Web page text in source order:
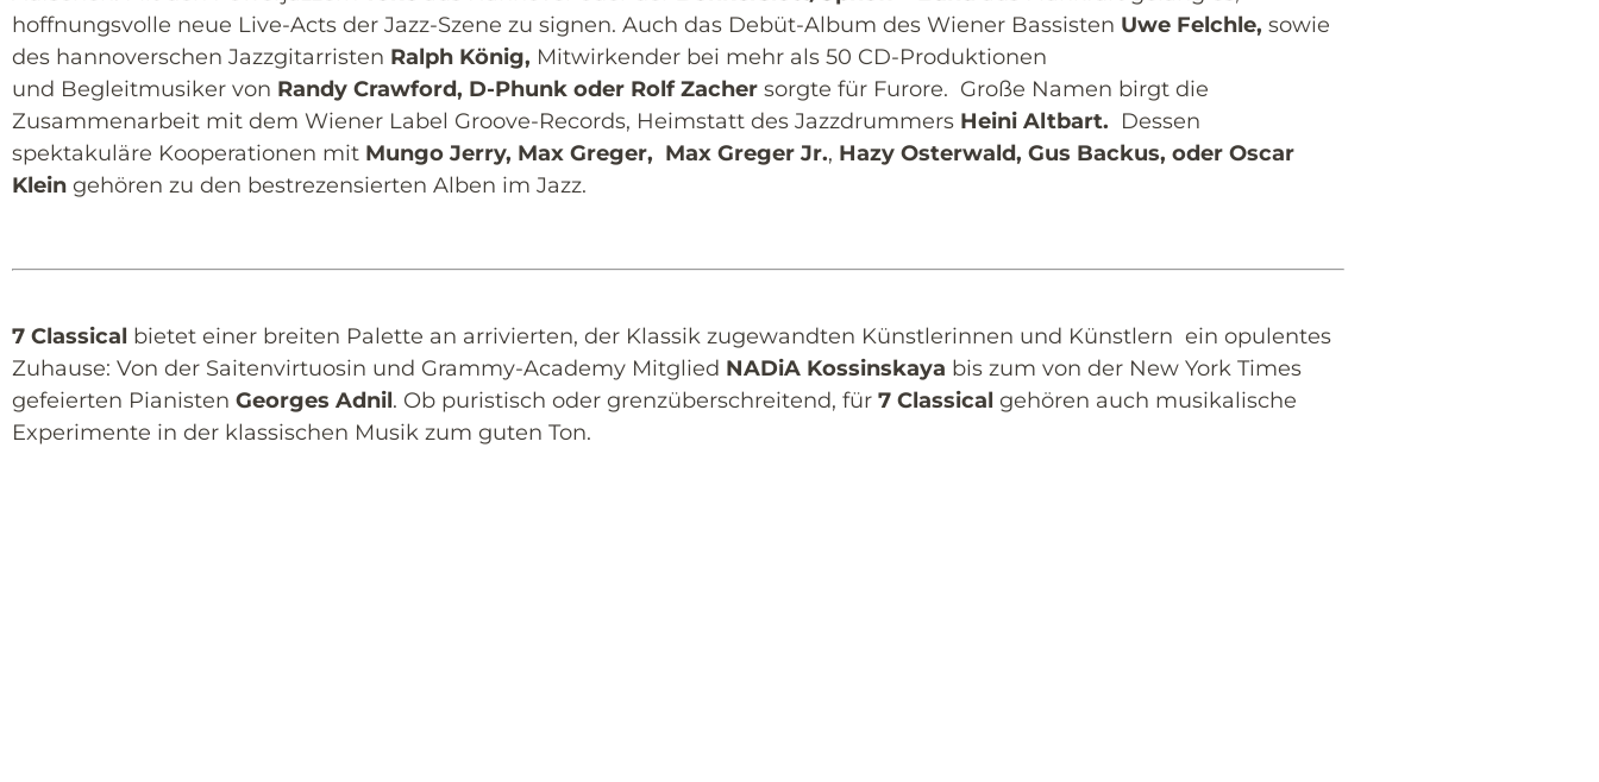
hoffnungsvolle neue Live-Acts der Jazz-Szene zu signen. Auch das Debüt-Album des Wiener Bassisten Uwe Felchle, sowie
des hannoverschen Jazzgitarristen Ralph König, Mitwirkender bei mehr als 50 CD-Produktionen
und Begleitmusiker von Randy Crawford, D-Phunk oder Rolf Zacher sorgte für Furore. Große Namen birgt die
Zusammenarbeit mit dem Wiener Label Groove-Records, Heimstatt des Jazzdrummers Heini Altbart. Dessen
spektakuläre Kooperationen mit Mungo Jerry, Max Greger, Max Greger Jr., Hazy Osterwald, Gus Backus, oder Oscar
Klein gehören zu den bestrezensierten Alben im Jazz.
7 Classical bietet einer breiten Palette an arrivierten, der Klassik zugewandten Künstlerinnen und Künstlern ein opulentes
Zuhause: Von der Saitenvirtuosin und Grammy-Academy Mitglied NADiA Kossinskaya bis zum von der New York Times
gefeierten Pianisten Georges Adnil. Ob puristisch oder grenzüberschreitend, für 7 Classical gehören auch musikalische
Experimente in der klassischen Musik zum guten Ton.